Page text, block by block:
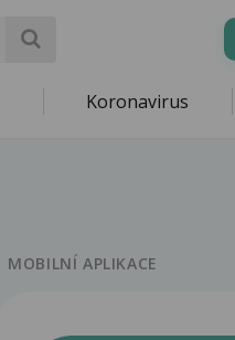
Koronavirus
MOBILNÍ APLIKACE